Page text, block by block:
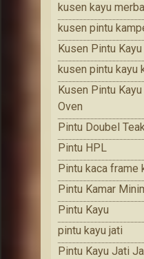
kusen kayu
kusen pintu
Kusen Pintu Kayu
kusen pintu kayu
Kusen Pintu
Oven
Pintu Doubel
Pintu HPL
Pintu kaca frame
Pintu Kamar
Pintu Kayu
pintu kayu jati
Pintu Kayu Jati